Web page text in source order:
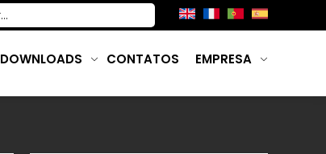
DOWNLOADS CONTATOS EMPRESA